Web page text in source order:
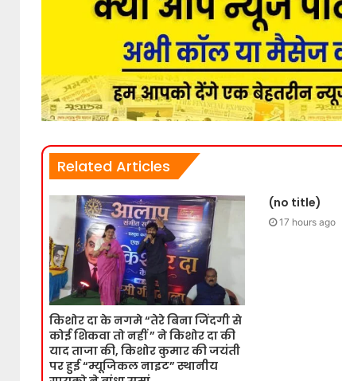
Related Articles
किशोर दा के नगमे “तेरे बिना जिंदगी से
कोई शिकवा तो नहीं ” ने किशोर दा की
याद ताजा की, किशोर कुमार की जयंती
पर हुई “म्यूजिकल नाइट” स्थानीय
(no title)
17 hours ago